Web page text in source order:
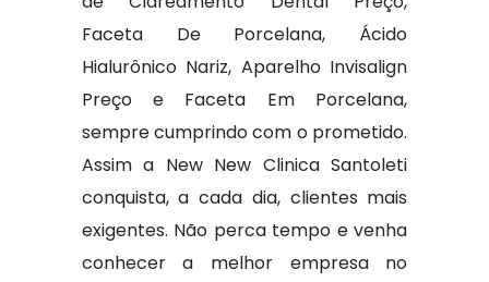
Faceta De Porcelana, Ácido
Hialurônico Nariz, Aparelho Invisalign
Preço e Faceta Em Porcelana,
sempre cumprindo com o prometido.
Assim a New New Clinica Santoleti
conquista, a cada dia, clientes mais
exigentes. Não perca tempo e venha
conhecer a melhor empresa no